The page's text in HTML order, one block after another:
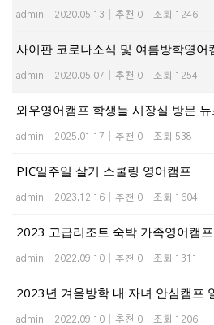
admin 2020.05.13 추천 0 조회 1246
사이판 코로나소식 및 여름방학영어
admin 2020.05.07 추천 0 조회 1254
와우영어캠프 학생들 시장실 방문 뉴
admin 2025.01.17 추천 0 조회 538
PIC일주일 살기 스쿨링 영어캠프
admin 2023.12.16 추천 0 조회 1604
2023 고급리조트 숙박 가족영어캠
admin 2022.09.10 추천 0 조회 1311
2023년 겨울방학 내 자녀 안심캠프
admin 2022.09.10 추천 0 조회 1206